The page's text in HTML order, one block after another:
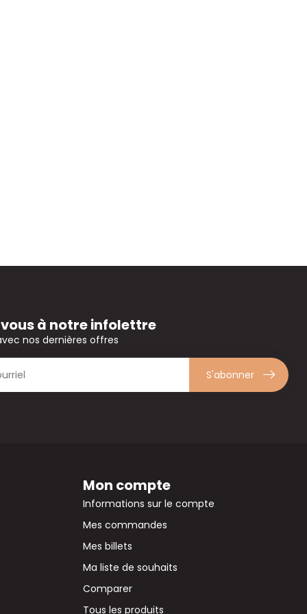
à notre infolettre
nos dernières offres
S'abonner
Mon compte
Informations sur le compte
Mes commandes
Mes billets
Ma liste de souhaits
Comparer
Tous les produits